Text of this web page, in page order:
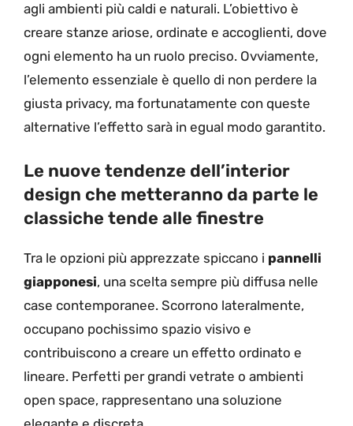
agli ambienti più caldi e naturali. L’obiettivo è
creare stanze ariose, ordinate e accoglienti, dove
ogni elemento ha un ruolo preciso. Ovviamente,
l’elemento essenziale è quello di non perdere la
giusta privacy, ma fortunatamente con queste
alternative l’effetto sarà in egual modo garantito.
Le nuove tendenze dell’interior
design che metteranno da parte le
classiche tende alle finestre
Tra le opzioni più apprezzate spiccano i pannelli
giapponesi, una scelta sempre più diffusa nelle
case contemporanee. Scorrono lateralmente,
occupano pochissimo spazio visivo e
contribuiscono a creare un effetto ordinato e
lineare. Perfetti per grandi vetrate o ambienti
open space, rappresentano una soluzione